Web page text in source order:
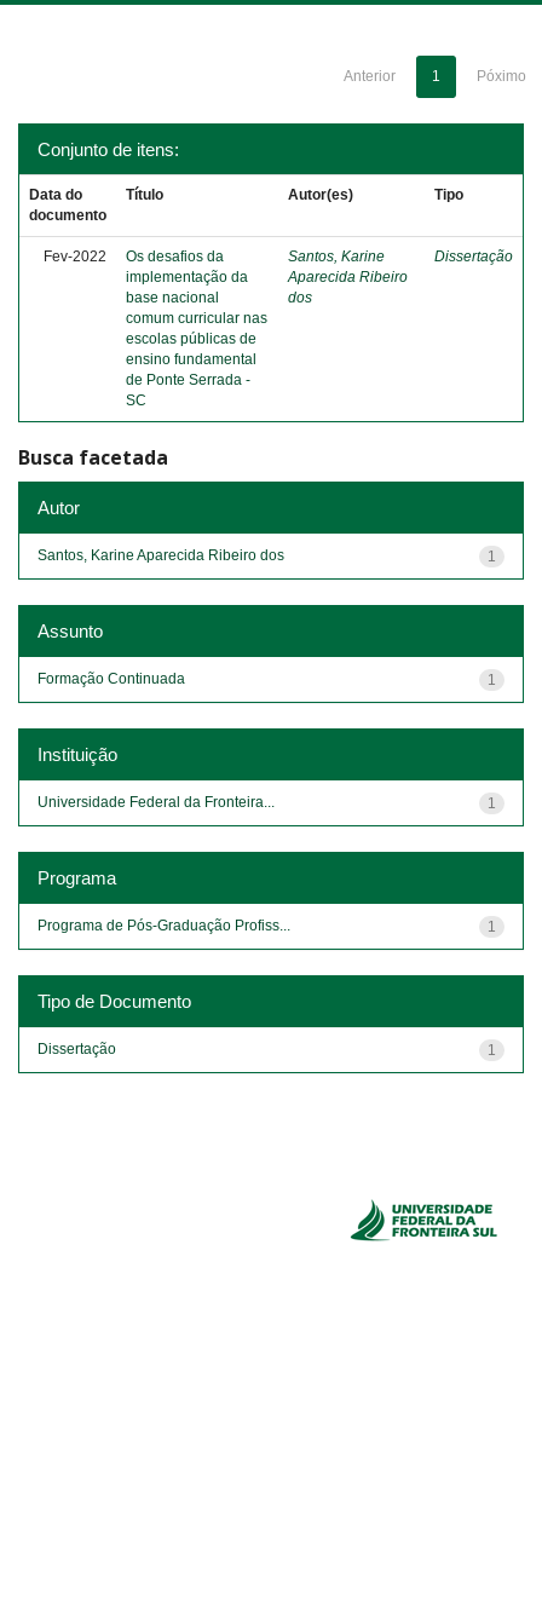
Anterior 1 Póximo
Conjunto de itens:
Data do
documento
Título Autor(es) Tipo
Fev-2022
Os desafios da
implementação da
base nacional
comum curricular nas
escolas públicas de
ensino fundamental
de Ponte Serrada -
SC
Santos, Karine
Aparecida Ribeiro
dos
Dissertação
Busca facetada
Autor
1
Santos, Karine Aparecida Ribeiro dos
Assunto
1
Formação Continuada
Instituição
1
Universidade Federal da Fronteira...
Programa
1
Programa de Pós-Graduação Profiss...
Tipo de Documento
1
Dissertação